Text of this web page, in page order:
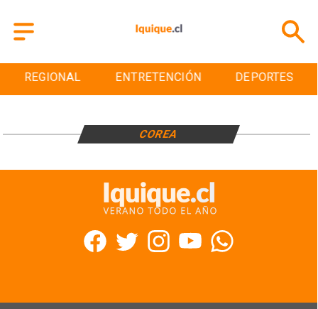
REGIONAL ENTRETENCIÓN DEPORTES
COREA